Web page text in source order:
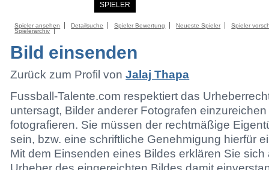
SPIELER
Spieler ansehen Detailsuche Spieler Bewertung Neueste Spieler
Spieler
Spielerarchiv
Bild einsenden
Zurück zum Profil vonJalaj Thapa
Fussball-Talente.com respektiert das
untersagt, Bilder anderer Fotografen
fotografieren. Sie müssen der rechtmäßige
sein, bzw. eine schriftliche Genehmigung hierfür
Mit dem Einsenden eines Bildes erklären Sie